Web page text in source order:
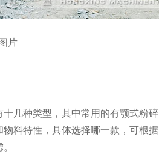
片
几种类型，其中常用的有颚式粉碎
料特性，具体选择哪一款，可根据